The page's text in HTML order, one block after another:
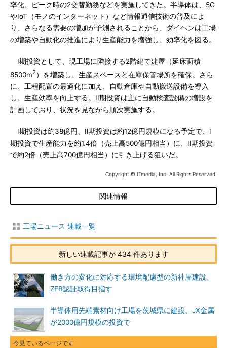
率化、ピーク時の2交替勤務などを実施してきた。半導体は、5G
やIoT（モノのインターネット）など情報通信技術の普及によ
り、さらなる需要の増加が予測されることから、ダイヘンは工場
の増築や自動化の推進により生産能力を増強し、効率化を図る。
I期投資として、現工場に隣接する2階建て建屋（延床面積
8500m2 ）を増築し、生産スペースと在庫保管場所を確保。さら
に、工程配置の最適化に加え、自動倉庫や自動搬送設備を導入
し、生産効率を向上する。II期投資は主に自動検査設備の増設を
計画しており、状況を見ながら順次実施する。
I期投資は約38億円、II期投資は約12億円規模になる予定で、I
期投資で生産能力を約1.4倍（売上高500億円相当）に、II期投資
で約2倍（売上高700億円相当）に引き上げる狙いだ。
Copyright © ITmedia, Inc. All Rights Reserved.
関連情報
工場ニュース 連載一覧
新しい連載記事が 434 件あります
働き方の変化に対応する環境配慮型の新社屋建設、
ZEB認証取得目指す
半導体用先端素材向け工場を茨城県に建設、JX金属
が2000億円規模の投資で